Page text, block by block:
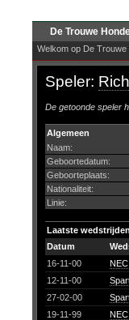
De Trouwe
Welkom op De Trouwe
Speler:
De getoonde speler
Algemeen
Naam:
Geboortedatum:
Geboorteplaats:
Nationaliteit:
Linie:
Laatste wedstrijden
Datum
16-11-00
12-11-00
27-02-00
19-11-99